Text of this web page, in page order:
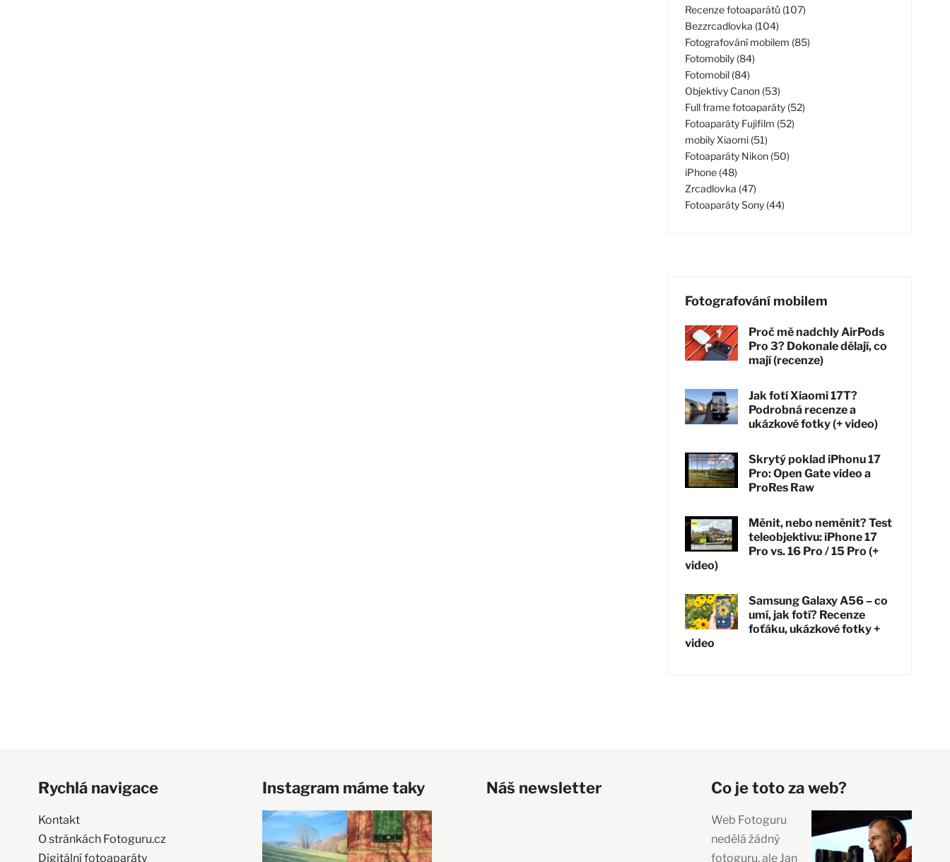
Recenze fotoaparátů (107)
Bezzrcadlovka (104)
Fotografování mobilem (85)
Fotomobily (84)
Fotomobil (84)
Objektivy Canon (53)
Full frame fotoaparáty (52)
Fotoaparáty Fujifilm (52)
mobily Xiaomi (51)
Fotoaparáty Nikon (50)
iPhone (48)
Zrcadlovka (47)
Fotoaparáty Sony (44)
Fotografování mobilem
Proč mě nadchly AirPods
Pro 3? Dokonale dělají, co
mají (recenze)
Jak fotí Xiaomi 17T?
Podrobná recenze a
ukázkové fotky (+ video)
Skrytý poklad iPhonu 17
Pro: Open Gate video a
ProRes Raw
Měnit, nebo neměnit? Test
teleobjektivu: iPhone 17
Pro vs. 16 Pro / 15 Pro (+
video)
Samsung Galaxy A56 – co
umí, jak fotí? Recenze
foťáku, ukázkové fotky +
video
Rychlá navigace
Kontakt
O stránkách Fotoguru.cz
Digitální fotoaparáty
Instagram máme taky Náš newsletter Co je toto za web?
Web Fotoguru
nedělá žádný
fotoguru, ale Jan